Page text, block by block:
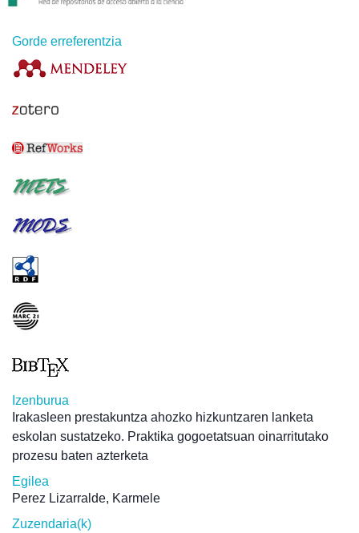
Gorde erreferentzia
Izenburua
Irakasleen prestakuntza ahozko hizkuntzaren lanketa
eskolan sustatzeko. Praktika gogoetatsuan oinarritutako
prozesu baten azterketa
Egilea
Perez Lizarralde, Karmele
Zuzendaria(k)